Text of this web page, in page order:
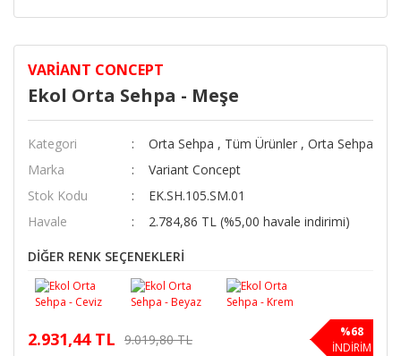
VARIANT CONCEPT
Ekol Orta Sehpa - Meşe
Kategori Orta Sehpa , Tüm Ürünler , Orta Sehpa
Marka
Variant Concept
Stok Kodu
EK.SH.105.SM.01
Havale
2.784,86 TL (%5,00 havale indirimi)
DİĞER RENK SEÇENEKLERİ
2.931,44 TL 9.019,80 TL
%68
İNDİRİM